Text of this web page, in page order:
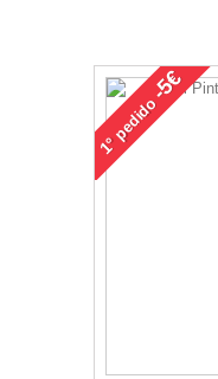
1°
pedido
-5€